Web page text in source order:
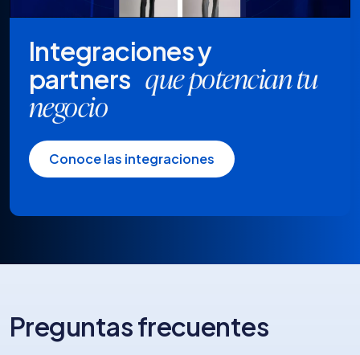
Integraciones y
partnersque potencian tu
negocio
Conoce las integraciones
Preguntas frecuentes